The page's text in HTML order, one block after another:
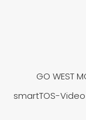
GO WEST
smartTOS-